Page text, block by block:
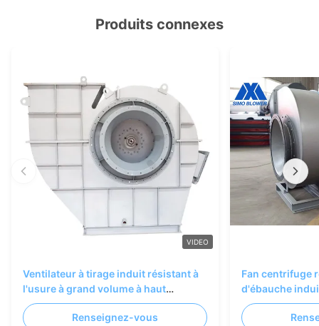
Produits connexes
VIDEO
Ventilateur à tirage induit résistant à
l'usure à grand volume à haut
rendement pour systèmes de
chaudières industrielles
Renseignez-vous
Fan centrifuge
d'ébauche
poussière